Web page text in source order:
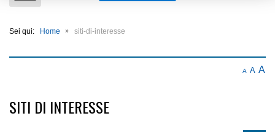
Sei qui: Home siti-di-interesse
A A A
SITI DI INTERESSE